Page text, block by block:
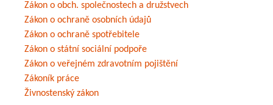
Zákon o obch. společnostech a družstvech
Zákon o ochraně osobních údajů
Zákon o ochraně spotřebitele
Zákon o státní sociální podpoře
Zákon o veřejném zdravotním pojištění
Zákoník práce
Živnostenský zákon